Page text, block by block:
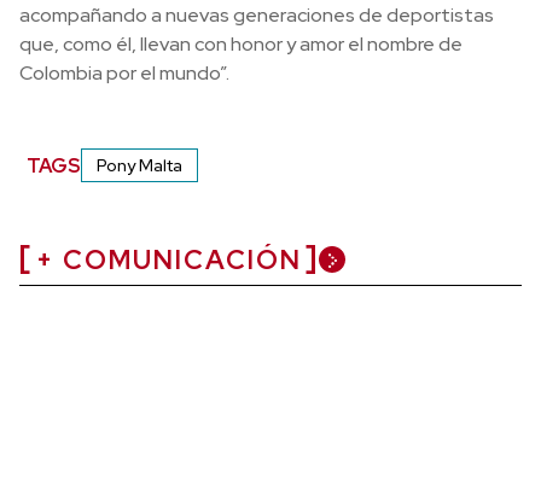
acompañando a nuevas generaciones de deportistas
que, como él, llevan con honor y amor el nombre de
Colombia por el mundo”.
TAGS Pony Malta
+ COMUNICACIÓN